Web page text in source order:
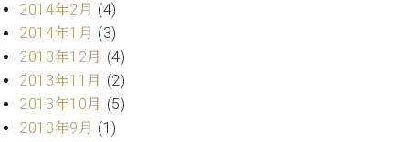
尾山調律師のブ
ログ Die
Musikgasse（音
楽の小道）
2014年2月 (4)
2014年1月 (3)
2013年12月 (4)
2013年11月 (2)
2013年10月 (5)
2013年9月 (1)